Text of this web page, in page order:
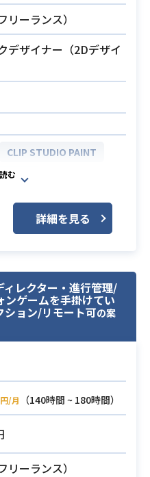
リーランス）
デザイナー（2Dデザイ
CLIP STUDIO PAINT
SAI
制作、大手ゲーム会社
案件の背景イラスト制
る人材を急募いたしま
てはまる方は面接確約
ての実務経験3年以上
業界で背景デザイナー
経験3年以上
詳細を見る
ィレクター・進行管理/
ンゲームを手掛けてい
ション/リモート可の案
円/月
（140時間 ~ 180時間）
リーランス）